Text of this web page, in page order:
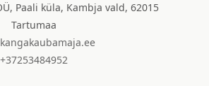
Paali küla, Kambja vald, 62015
Tartumaa
+37253484952